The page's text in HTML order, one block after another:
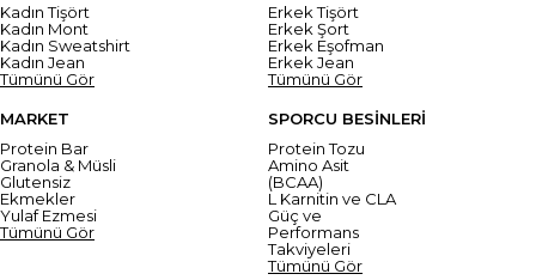
Kadın Tişört
Kadın Mont
Kadın Sweatshirt
Kadın Jean
Tümünü Gör
Erkek Tişört
Erkek Şort
Erkek Eşofman
Erkek Jean
Tümünü Gör
MARKET
Protein Bar
Granola & Müsli
Glutensiz
Ekmekler
Yulaf Ezmesi
Tümünü Gör
SPORCU BESİNLERİ
Protein Tozu
Amino Asit
(BCAA)
L Karnitin ve CLA
Güç ve
Performans
Takviyeleri
Tümünü Gör